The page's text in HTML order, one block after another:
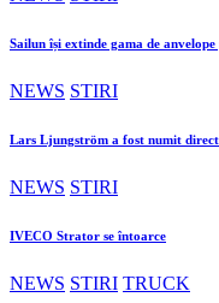
Sailun își extinde gama de
NEWS STIRI
Lars Ljungström a fost numit
NEWS STIRI
IVECO Strator se întoarce
NEWS STIRI TRUCK